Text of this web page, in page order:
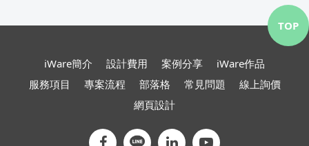
iWare簡介 設計費用 案例分享
iWare作品
服務項目
專案流程 部落格 常見問題
線上詢價
網頁設計
TOP